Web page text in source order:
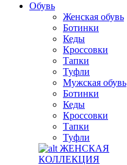
Обувь
Женская обувь
Ботинки
Кеды
Кроссовки
Тапки
Туфли
Мужская обувь
Ботинки
Кеды
Кроссовки
Тапки
Туфли
ЖЕНСКАЯ
КОЛЛЕКЦИЯ